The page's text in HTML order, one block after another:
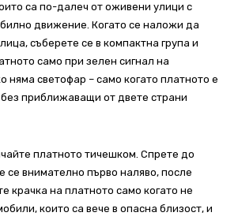
са по-далеч от оживени улици с
движение. Когато се наложи да
съберете се в компактна група и
само при зелен сигнал на
няма светофар – само когато платното е
приближаващи от двете страни
платното тичешком. Спрете до
се внимателно първо наляво, после
крачка на платното само когато не
които са вече в опасна близост, и